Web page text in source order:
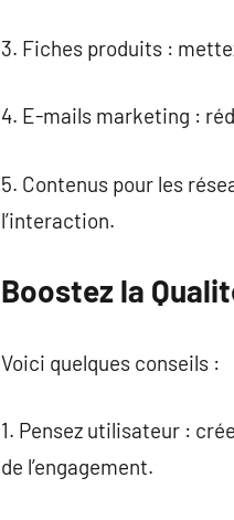
3. Fiches produits :
4. E-mails marketing :
5. Contenus pour les
l’interaction.
Boostez la
Voici quelques conseils :
1. Pensez utilisateur :
de l’engagement.